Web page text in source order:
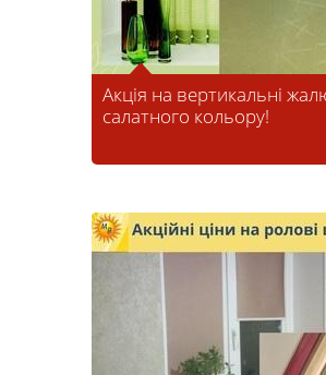
Акція на вертикальні
салатного кольору!